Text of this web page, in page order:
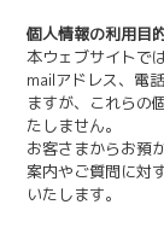
個人情報の利用目
本ウェブサイトで
mailアドレス、電
ますが、これらの
たしません。
お客さまからお預
案内やご質問に対
いたします。